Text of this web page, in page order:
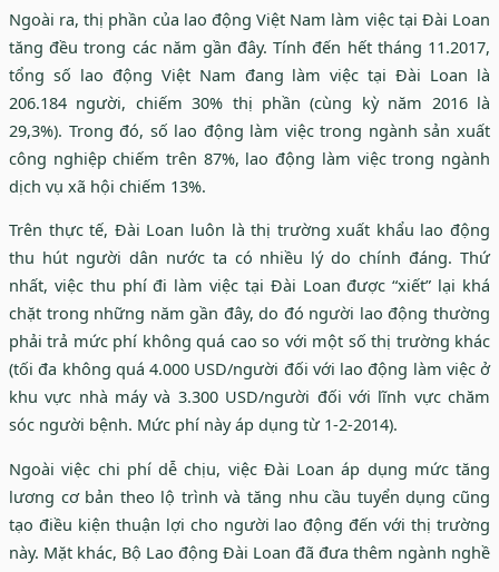
Ngoài ra, thị phần của lao động Việt Nam làm việc tại Đài Loan
tăng đều trong các năm gần đây. Tính đến hết tháng 11.2017,
tổng số lao động Việt Nam đang làm việc tại Đài Loan là
206.184 người, chiếm 30% thị phần (cùng kỳ năm 2016 là
29,3%). Trong đó, số lao động làm việc trong ngành sản xuất
công nghiệp chiếm trên 87%, lao động làm việc trong ngành
dịch vụ xã hội chiếm 13%.
Trên thực tế, Đài Loan luôn là thị trường xuất khẩu lao động
thu hút người dân nước ta có nhiều lý do chính đáng. Thứ
nhất, việc thu phí đi làm việc tại Đài Loan được “xiết” lại khá
chặt trong những năm gần đây, do đó người lao động thường
phải trả mức phí không quá cao so với một số thị trường khác
(tối đa không quá 4.000 USD/người đối với lao động làm việc ở
khu vực nhà máy và 3.300 USD/người đối với lĩnh vực chăm
sóc người bệnh. Mức phí này áp dụng từ 1-2-2014).
Ngoài việc chi phí dễ chịu, việc Đài Loan áp dụng mức tăng
lương cơ bản theo lộ trình và tăng nhu cầu tuyển dụng cũng
tạo điều kiện thuận lợi cho người lao động đến với thị trường
này. Mặt khác, Bộ Lao động Đài Loan đã đưa thêm ngành nghề